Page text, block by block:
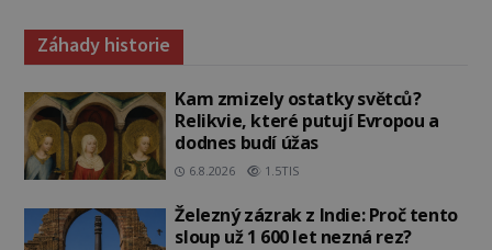
Záhady historie
Kam zmizely ostatky světců?
Relikvie, které putují Evropou a
dodnes budí úžas
6.8.2026 1.5TIS
Železný zázrak z Indie: Proč tento
sloup už 1 600 let nezná rez?